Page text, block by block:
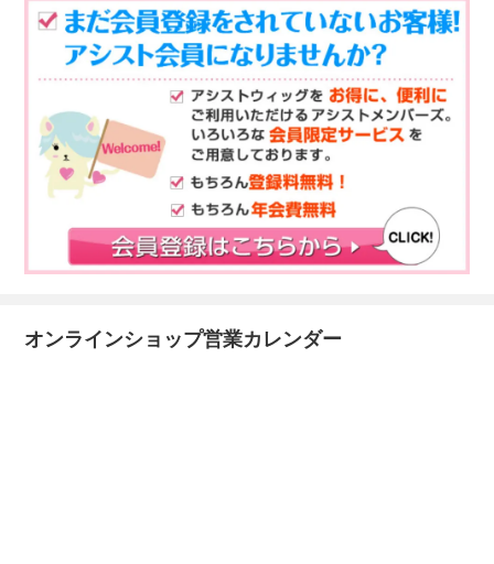
オンラインショップ営業カレンダー